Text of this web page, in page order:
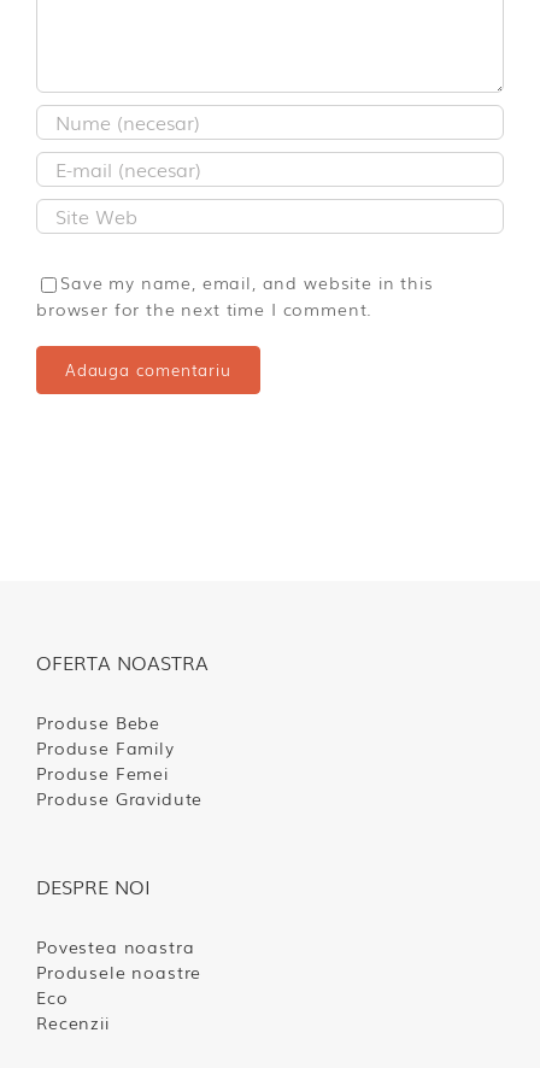
Save my name, email, and website in this
browser for the next time I comment.
OFERTA NOASTRA
Produse Bebe
Produse Family
Produse Femei
Produse Gravidute
DESPRE NOI
Povestea noastra
Produsele noastre
Eco
Recenzii